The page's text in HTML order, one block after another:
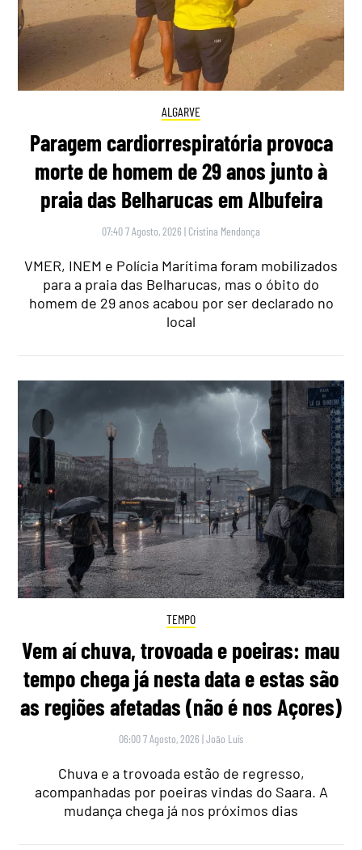
ALGARVE
Paragem cardiorrespiratória provoca
morte de homem de 29 anos junto à
praia das Belharucas em Albufeira
07:40 7 Agosto, 2026 | Cristina Mendonça
VMER, INEM e Polícia Marítima foram mobilizados
para a praia das Belharucas, mas o óbito do
homem de 29 anos acabou por ser declarado no
local
TEMPO
Vem aí chuva, trovoada e poeiras: mau
tempo chega já nesta data e estas são
as regiões afetadas (não é nos Açores)
06:00 7 Agosto, 2026 |João Luís
Chuva e a trovoada estão de regresso,
acompanhadas por poeiras vindas do Saara. A
mudança chega já nos próximos dias